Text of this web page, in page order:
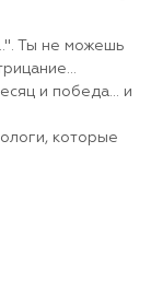
Ты не можешь
и победа... и
которые